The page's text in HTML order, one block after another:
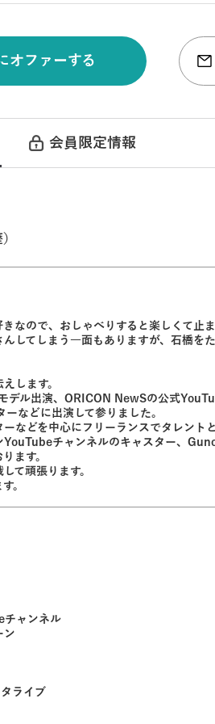
オファーする
会員限定情報
なので、おしゃべりすると楽しくて止
してしまう一面もありますが、石橋
します。
デル出演、ORICON NewSの公式
などに出演して参りました。
などを中心にフリーランスでタレントと
YouTubeチャンネルのキャスター、
ます。
て頑張ります。
。
チャンネル
ン
ライブ